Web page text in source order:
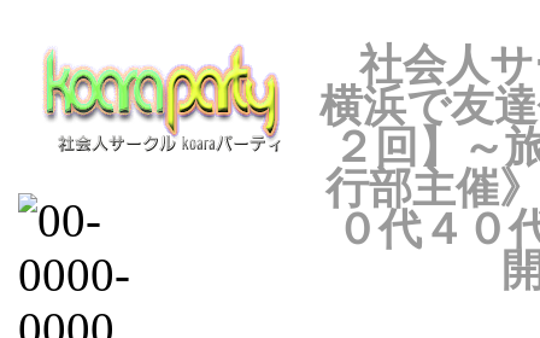
社会人
横浜で友
２回】～
行部主催
０代４０